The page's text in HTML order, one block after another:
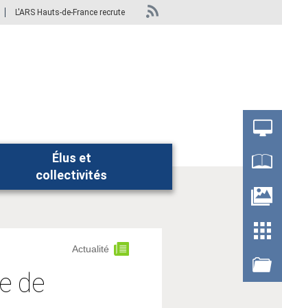
L'ARS Hauts-de-France recrute
Élus et
collectivités
de
Actualité